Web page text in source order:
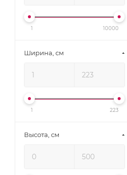
1 10000
Ширина, см
1 223
Высота, см